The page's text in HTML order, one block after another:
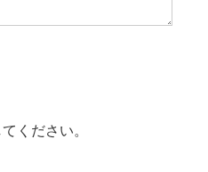
ください。